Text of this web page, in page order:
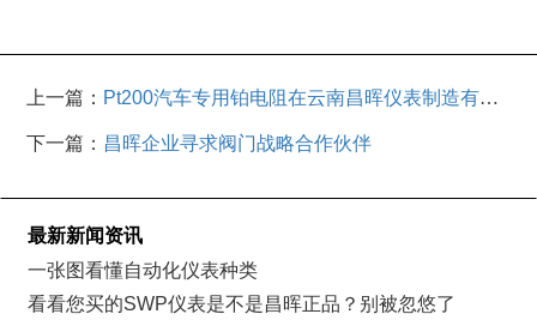
上一篇： Pt200汽车专用铂电阻在云南昌晖仪表制造有限
下一篇： 昌晖企业寻求阀门战略合作伙伴
最新新闻资讯
一张图看懂自动化仪表种类
看看您买的SWP仪表是不是昌晖正品？别被忽悠了